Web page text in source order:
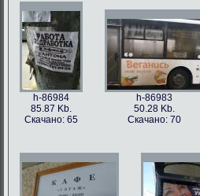
h-86984
85.87 Kb.
Скачано: 65
h-86983
50.28 Kb.
Скачано: 70